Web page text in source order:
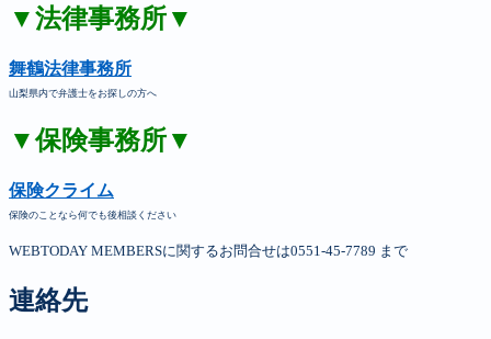
▼法律事務所▼
舞鶴法律事務所
山梨県内で弁護士をお探しの方へ
▼保険事務所▼
保険クライム
保険のことなら何でも後相談ください
WEBTODAY MEMBERSに関するお問合せは0551-45-7789 まで
連絡先